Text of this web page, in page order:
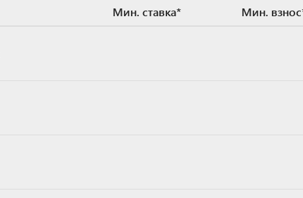
Мин. ставка* Мин.